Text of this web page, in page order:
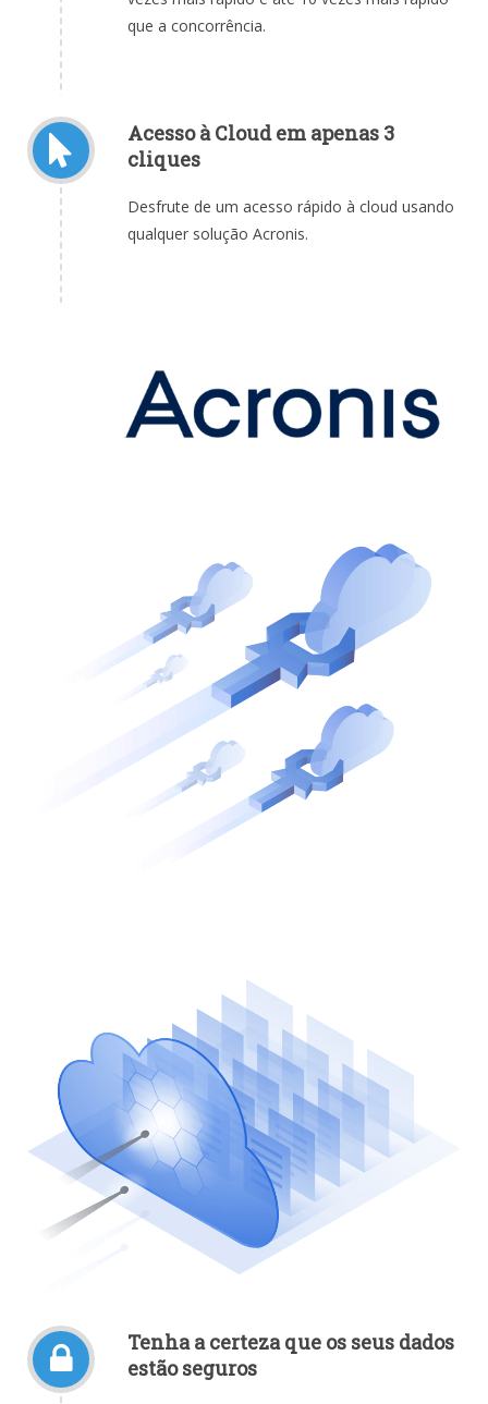
que a concorrência.
Acesso à Cloud em apenas 3
cliques
Desfrute de um acesso rápido à cloud usando
qualquer solução Acronis.
Tenha a certeza que os seus dados
estão seguros